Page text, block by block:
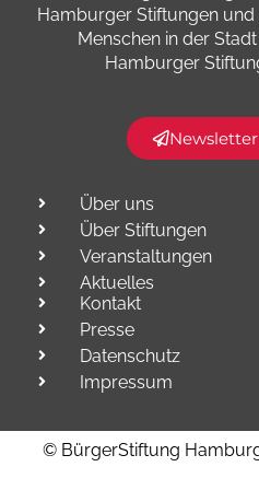
Hamburger Stiftungen
Menschen in der
Hamburger
Über uns
Über Stiftungen
Veranstaltungen
Aktuelles
Kontakt
Presse
Datenschutz
Impressum
© BürgerStiftung